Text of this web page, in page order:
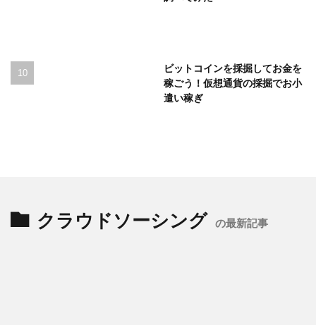
ビットコインを採掘してお金を
稼ごう！仮想通貨の採掘でお小
遣い稼ぎ
クラウドソーシング の最新記事